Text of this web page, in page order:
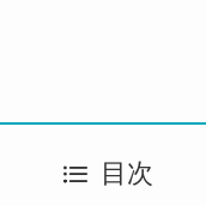
目次